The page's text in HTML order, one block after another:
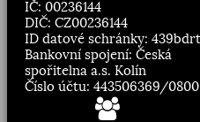
IČ: 00236144
DIČ: CZ00236144
ID datové schránky: 439bdrt
Bankovní spojení: Česká
spořitelna a.s. Kolín
Číslo účtu: 443506369/0800